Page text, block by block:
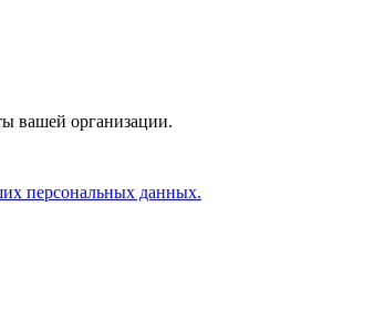
вашей организации.
персональных данных.